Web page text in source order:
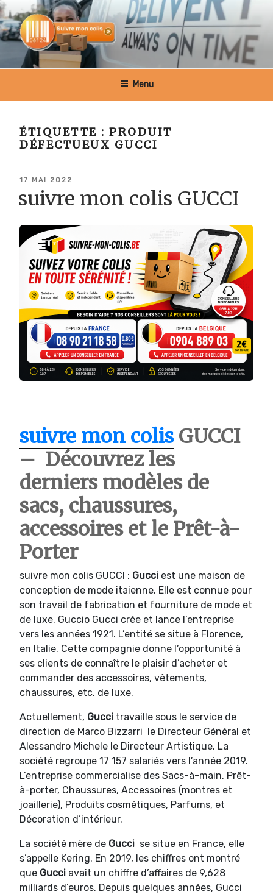
Aller
au
contenu
principal
SUIVRE MON COLIS BELGIQUE
Menu
ÉTIQUETTE :PRODUIT
DÉFECTUEUX GUCCI
PUBLIÉ
17 MAI 2022
suivre mon colis GUCCI
suivre mon colisGUCCI
– Découvrez les
derniers modèles de
sacs, chaussures,
accessoires et le Prêt-à-
Porter
suivre mon colis GUCCI : Gucci est une maison de
conception de mode itaienne. Elle est connue pour
son travail de fabrication et fourniture de mode et
de luxe. Guccio Gucci crée et lance l’entreprise
vers les années 1921. L’entité se situe à Florence,
en Italie. Cette compagnie donne l’opportunité à
ses clients de connaître le plaisir d’acheter et
commander des accessoires, vêtements,
chaussures, etc. de luxe.
Actuellement, Gucci travaille sous le service de
direction de Marco Bizzarri le Directeur Général et
Alessandro Michele le Directeur Artistique. La
société regroupe 17 157 salariés vers l’année 2019.
L’entreprise commercialise des Sacs-à-main, Prêt-
à-porter, Chaussures, Accessoires (montres et
joaillerie), Produits cosmétiques, Parfums, et
Décoration d’intérieur.
La société mère de Gucci se situe en France, elle
s’appelle Kering. En 2019, les chiffres ont montré
que Gucci avait un chiffre d’affaires de 9,628
milliards d’euros. Depuis quelques années, Gucci